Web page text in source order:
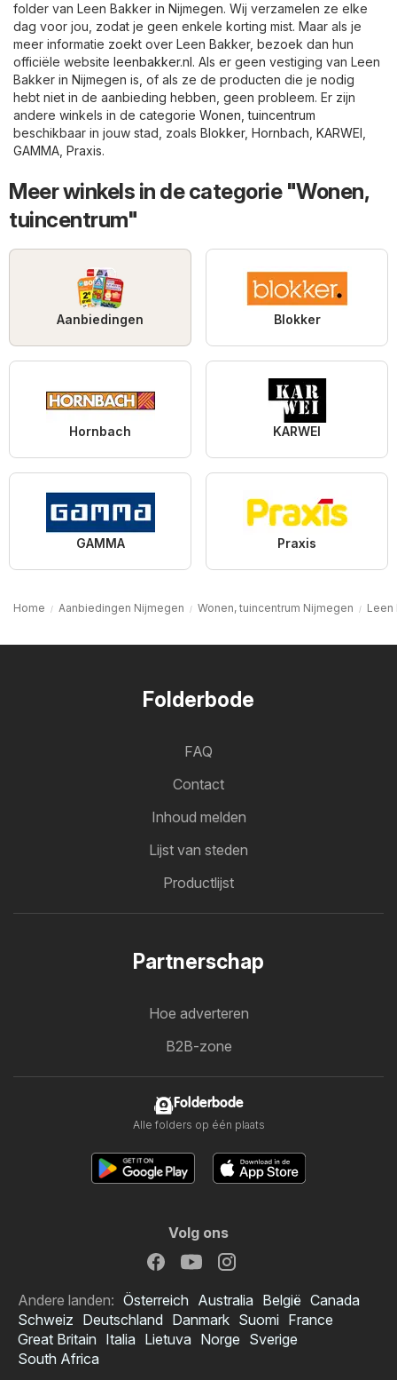
folder van Leen Bakker in Nijmegen. Wij verzamelen ze elke
dag voor jou, zodat je geen enkele korting mist. Maar als je
meer informatie zoekt over Leen Bakker, bezoek dan hun
officiële website leenbakker.nl. Als er geen vestiging van Leen
Bakker in Nijmegen is, of als ze de producten die je nodig
hebt niet in de aanbieding hebben, geen probleem. Er zijn
andere winkels in de categorie Wonen, tuincentrum
beschikbaar in jouw stad, zoals Blokker, Hornbach KARWEI
GAMMA Praxis.
Meer winkels in de categorie "Wonen,
tuincentrum"
Aanbiedingen Blokker
Hornbach KARWEI
GAMMA Praxis
Home Aanbiedingen Nijmegen Wonen, tuincentrum Nijmegen Leen
Folderbode
FAQ
Contact
Inhoud melden
Lijst van steden
Productlijst
Partnerschap
Hoe adverteren
B2B-zone
Folderbode
Alle folders op één plaats
Volg ons
Andere landen: Österreich Australia België Canada
Schweiz Deutschland Danmark Suomi France
Great Britain Italia Lietuva Norge Sverige
South Africa